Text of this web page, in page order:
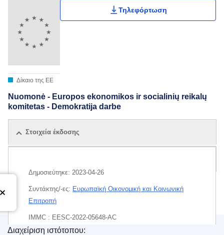
Δίκαιο της ΕΕ
Τηλεφόρτωση
Nuomonė - Europos ekonomikos ir socialinių reikalų
komitetas - Demokratija darbe
Στοιχεία έκδοσης
Δημοσιεύτηκε: 2023-04-26
Συντάκτης/-ες: Ευρωπαϊκή Οικονομική και Κοινωνική
Επιτροπή
IMMC : EESC-2022-05648-AC
Διαχείριση ιστότοπου: